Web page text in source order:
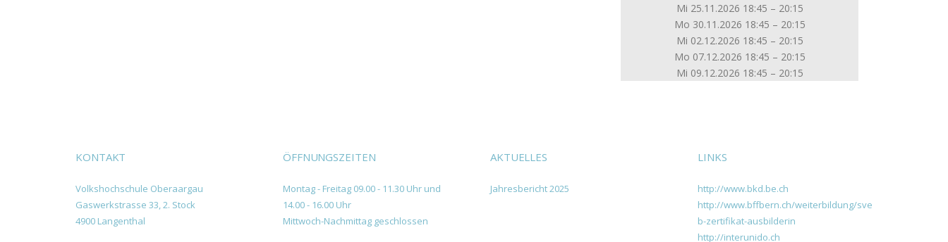
Mi 25.11.2026 18:45 – 20:15
Mo 30.11.2026 18:45 – 20:15
Mi 02.12.2026 18:45 – 20:15
Mo 07.12.2026 18:45 – 20:15
Mi 09.12.2026 18:45 – 20:15
KONTAKT
Volkshochschule Oberaargau
Gaswerkstrasse 33, 2. Stock
4900 Langenthal
ÖFFNUNGSZEITEN
Montag - Freitag 09.00 - 11.30 Uhr und
14.00 - 16.00 Uhr
Mittwoch-Nachmittag geschlossen
AKTUELLES
Jahresbericht 2025
LINKS
http://www.bkd.be.ch
http://www.bffbern.ch/weiterbildung/sve
b-zertifikat-ausbilderin
http://interunido.ch